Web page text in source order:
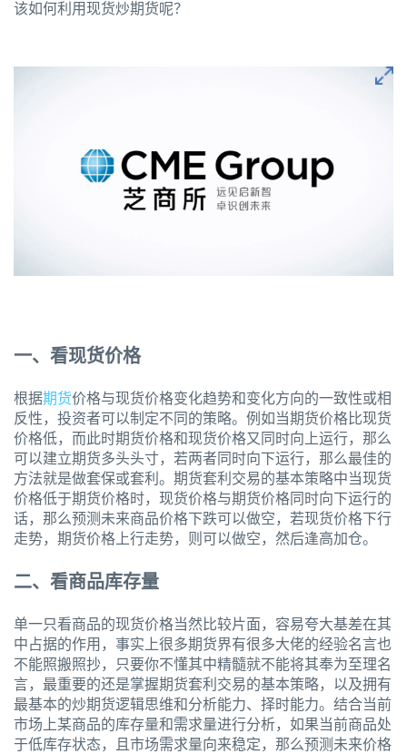
该如何利用现货炒期货呢？
一、看现货价格
根据期货价格与现货价格变化趋势和变化方向的一致性或相
反性，投资者可以制定不同的策略。例如当期货价格比现货
价格低，而此时期货价格和现货价格又同时向上运行，那么
可以建立期货多头头寸，若两者同时向下运行，那么最佳的
方法就是做套保或套利。期货套利交易的基本策略中当现货
价格低于期货价格时，现货价格与期货价格同时向下运行的
话，那么预测未来商品价格下跌可以做空，若现货价格下行
走势，期货价格上行走势，则可以做空，然后逢高加仓。
二、看商品库存量
单一只看商品的现货价格当然比较片面，容易夸大基差在其
中占据的作用，事实上很多期货界有很多大佬的经验名言也
不能照搬照抄，只要你不懂其中精髓就不能将其奉为至理名
言，最重要的还是掌握期货套利交易的基本策略，以及拥有
最基本的炒期货逻辑思维和分析能力、择时能力。结合当前
市场上某商品的库存量和需求量进行分析，如果当前商品处
于低库存状态，且市场需求量向来稳定，那么预测未来价格